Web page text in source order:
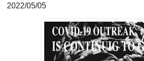
2022/05/05